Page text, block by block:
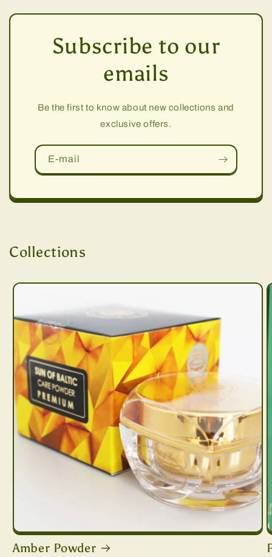
Subscribe to our
emails
Be the first to know about new collections and
exclusive offers.
E-mail
Collections
Amber Powder